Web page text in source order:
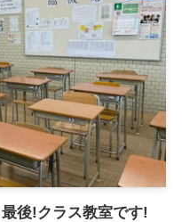
後!クラス教室です!